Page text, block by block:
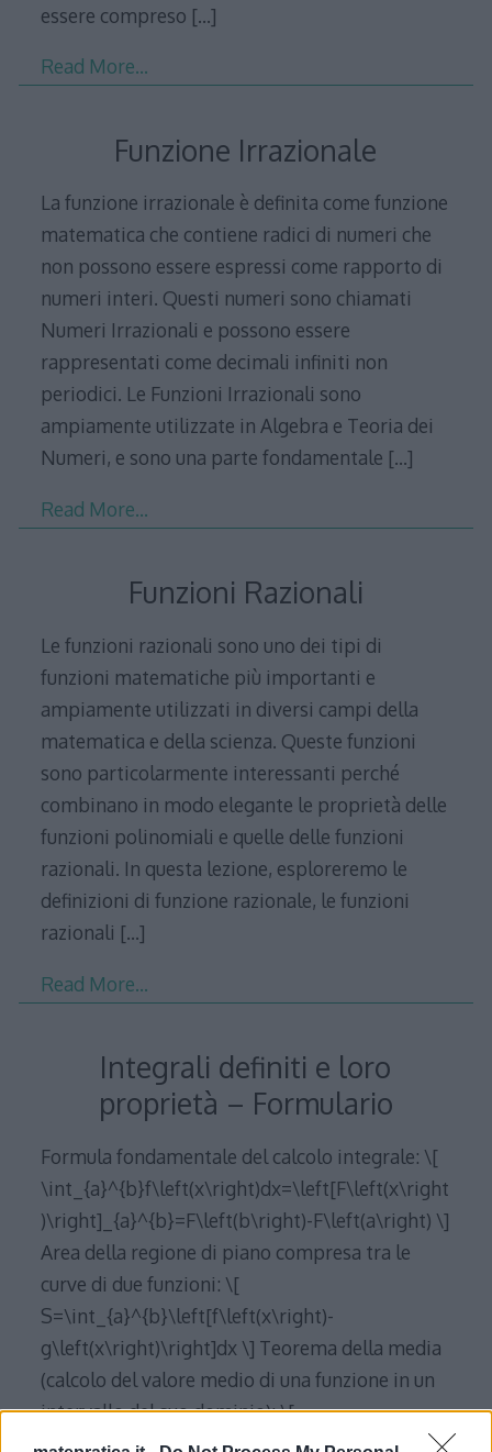
essere compreso […]
Read More…
Funzione Irrazionale
La funzione irrazionale è definita come funzione
matematica che contiene radici di numeri che
non possono essere espressi come rapporto di
numeri interi. Questi numeri sono chiamati
Numeri Irrazionali e possono essere
rappresentati come decimali infiniti non
periodici. Le Funzioni Irrazionali sono
ampiamente utilizzate in Algebra e Teoria dei
Numeri, e sono una parte fondamentale […]
Read More…
Funzioni Razionali
Le funzioni razionali sono uno dei tipi di
funzioni matematiche più importanti e
ampiamente utilizzati in diversi campi della
matematica e della scienza. Queste funzioni
sono particolarmente interessanti perché
combinano in modo elegante le proprietà delle
funzioni polinomiali e quelle delle funzioni
razionali. In questa lezione, esploreremo le
definizioni di funzione razionale, le funzioni
razionali […]
Read More…
Integrali definiti e loro
proprietà – Formulario
Formula fondamentale del calcolo integrale: \[
\int_{a}^{b}f\left(x\right)dx=\left[F\left(x\right
)\right]_{a}^{b}=F\left(b\right)-F\left(a\right) \]
Area della regione di piano compresa tra le
curve di due funzioni: \[
S=\int_{a}^{b}\left[f\left(x\right)-
g\left(x\right)\right]dx \] Teorema della media
(calcolo del valore medio di una funzione in un
intervallo del suo dominio): \[
V_{m}=\frac{\int_{a}^{b}f\left(x\right)dx}{b-a}